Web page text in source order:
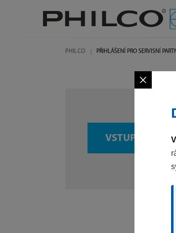
PHILCO PŘIHLÁŠENÍ PRO SERVISNÍ
VSTUP PRO
×